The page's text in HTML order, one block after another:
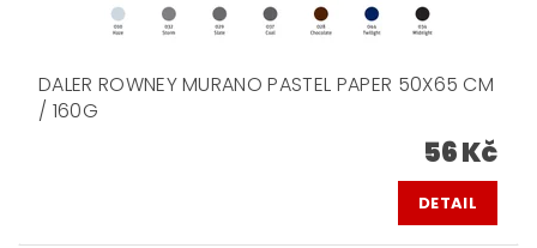
DALER ROWNEY MURANO PASTEL PAPER 50X65 CM
/ 160G
56 Kč
DETAIL